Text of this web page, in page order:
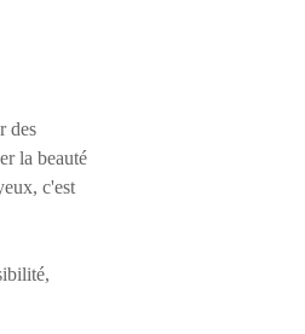
des
la beauté
c'est